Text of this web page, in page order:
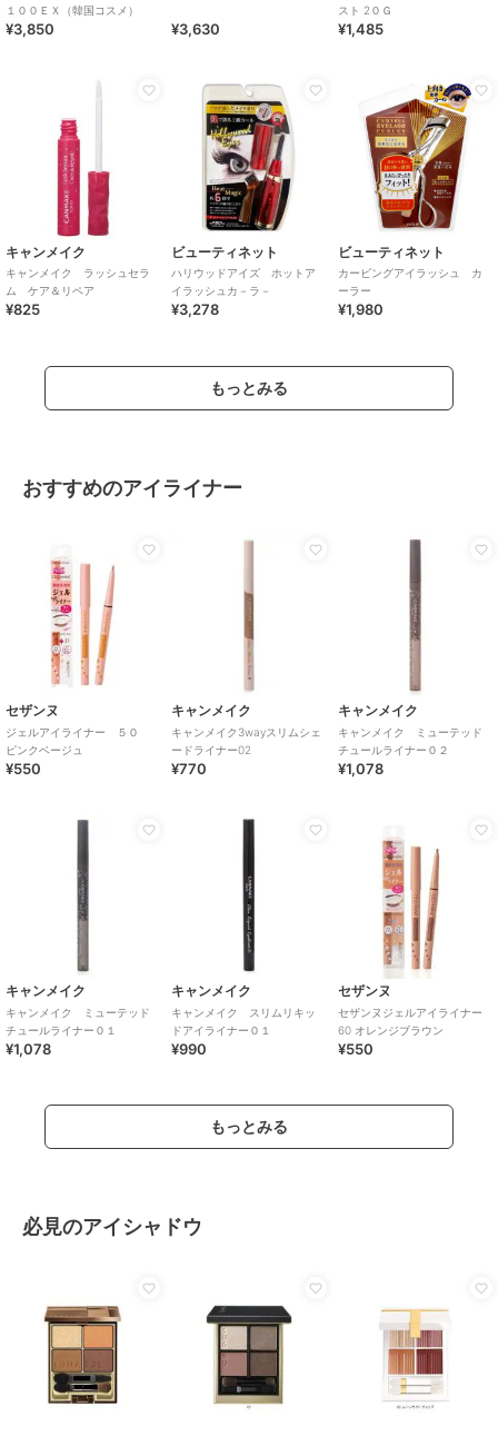
１００ＥＸ（韓国コスメ）
¥3,850 ¥3,630
スト 2０Ｇ
¥1,485
キャンメイク
キャンメイク ラッシュセラ
ム ケア＆リペア
¥825
ビューティネット
ハリウッドアイズ ホットア
イラッシュカ－ラ－
¥3,278
ビューティネット
カービングアイラッシュ カ
ーラー
¥1,980
もっとみる
おすすめのアイライナー
セザンヌ
ジェルアイライナー ５０
ピンクベージュ
¥550
キャンメイク
キャンメイク3wayスリムシェ
ードライナー02
¥770
キャンメイク
キャンメイク ミューテッド
チュールライナー０２
¥1,078
キャンメイク
キャンメイク ミューテッド
チュールライナー０１
¥1,078
キャンメイク
キャンメイク スリムリキッ
ドアイライナー０１
¥990
セザンヌ
セザンヌジェルアイライナー
60 オレンジブラウン
¥550
もっとみる
必見のアイシャドウ